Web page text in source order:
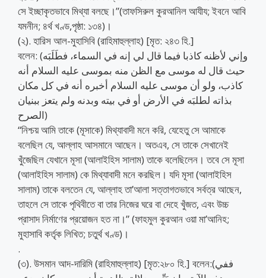
সে ইচ্ছাকৃতভাবে মিথ্যা বলছে।”(তাফসিরুল কুরআনিল আযীয; ইবনে আবি
যমনীন; ৪র্থ খণ্ড,পৃষ্ঠা: ১৩৪)।
(২). হারিস আল-মুহাসিবি (রাহিমাহুল্লাহ) [মৃত: ২৪৩ হি.]
বলেন: (وإني لأظنه كاذبا فيما قال لي إنه في السماء، فطَلَبَه
حيث قال له موسى مع الظن منه بموسى عليه السلام أنه
كاذب، ولو أن موسى عليه السلام أخبره أنه في كل مكان
بذاته لطلبَه في الأرض أو في بيته وبدنه ولم يتعز ببنيان
الصرح)
“নিশ্চয় আমি তাকে (মূসাকে) মিথ্যাবাদী মনে করি, যেহেতু সে আমাকে
বলেছিল যে, আল্লাহ আসমানে আছেন। অতএব, সে তাকে সেখানেই
খুঁজেছিল যেখানে মূসা (আলাইহিস সালাম) তাকে বলেছিলেন। তবে সে মূসা
(আলাইহিস সালাম) কে মিথ্যাবাদী মনে করছিল। যদি মূসা (আলাইহিস
সালাম) তাকে বলতেন যে, আল্লাহ তা’আলা সত্তাগতভাবে সর্বত্র আছেন,
তাহলে সে তাকে পৃথিবীতে বা তার নিজের ঘরে বা দেহে খুঁজত, এবং উচ্চ
প্রাসাদ নির্মাণের প্রয়োজন হত না।” (ফাহমুল কুরআন ওয়া মা’আনিহ;
মুহাসাবি কর্তৃক লিখিত; চতুর্থ খণ্ড)।
.
(৩). উসমান আদ-দারিমি (রাহিমাহুল্লাহ) [মৃত:২৮০ হি.] বলেন:(ففي